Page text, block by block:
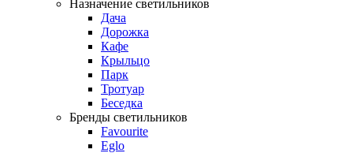
Назначение светильников
Дача
Дорожка
Кафе
Крыльцо
Парк
Тротуар
Беседка
Бренды светильников
Favourite
Eglo